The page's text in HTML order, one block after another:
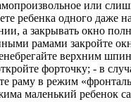
или
ребенка одного даже
а закрывать окно
рамами закройте
верхним
форточку; - в
раму в режим
маленький ребенок